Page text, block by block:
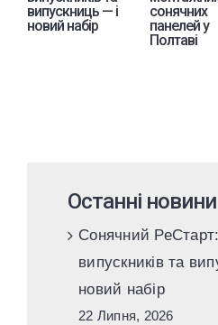
випускниць — і
новий набір
сонячних
панелей у
Полтаві
Останні новини
Сонячний РеСтарт:
випускників та
новий набір
22 Липня, 2026